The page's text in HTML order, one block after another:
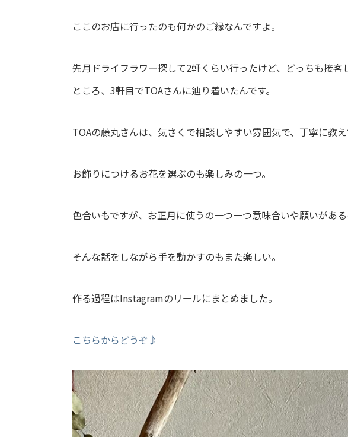
ここのお店に行ったのも何かのご縁なんですよ。
先月ドライフラワー探して2軒くらい行ったけど、どっちも接客
ところ、3軒目でTOAさんに辿り着いたんです。
TOAの藤丸さんは、気さくで相談しやすい雰囲気で、丁寧に教え
お飾りにつけるお花を選ぶのも楽しみの一つ。
色合いもですが、お正月に使うの一つ一つ意味合いや願いがある
そんな話をしながら手を動かすのもまた楽しい。
作る過程はInstagramのリールにまとめました。
こちらからどうぞ♪